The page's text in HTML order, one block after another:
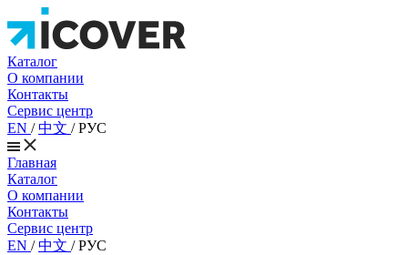
Каталог
О компании
Контакты
Сервис центр
EN /中文 /РУС
Главная
Каталог
О компании
Контакты
Сервис центр
EN /中文 /РУС